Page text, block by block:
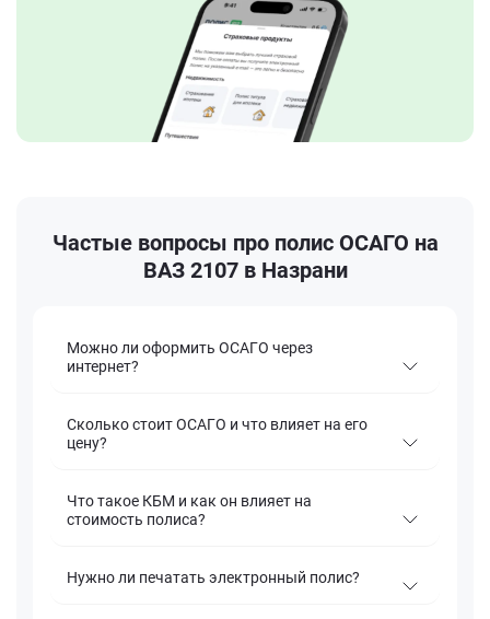
Частые вопросы про полис ОСАГО на
ВАЗ 2107 в Назрани
Можно ли оформить ОСАГО через
интернет?
Сколько стоит ОСАГО и что влияет на его
цену?
Что такое КБМ и как он влияет на
стоимость полиса?
Нужно ли печатать электронный полис?